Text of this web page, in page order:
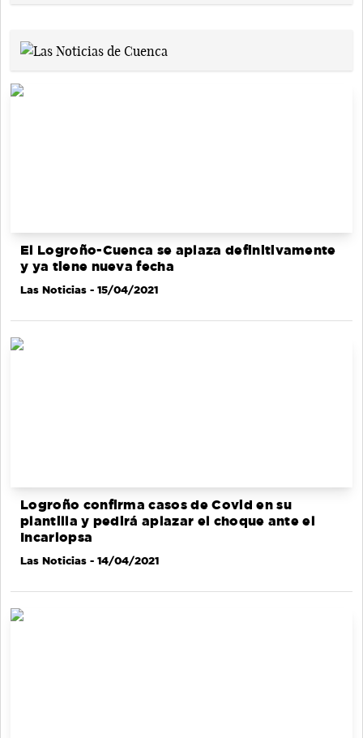
El Logroño-Cuenca se aplaza definitivamente
y ya tiene nueva fecha
Las Noticias - 15/04/2021
Logroño confirma casos de Covid en su
plantilla y pedirá aplazar el choque ante el
Incarlopsa
Las Noticias - 14/04/2021